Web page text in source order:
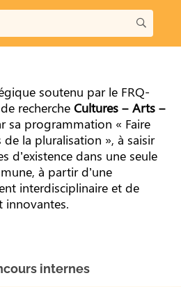
soutenu par le FRQ-
recherche Cultures – Arts –
sa programmation « Faire
la pluralisation », à saisir
d’existence dans une seule
à partir d’une
interdisciplinaire et de
innovantes.
internes